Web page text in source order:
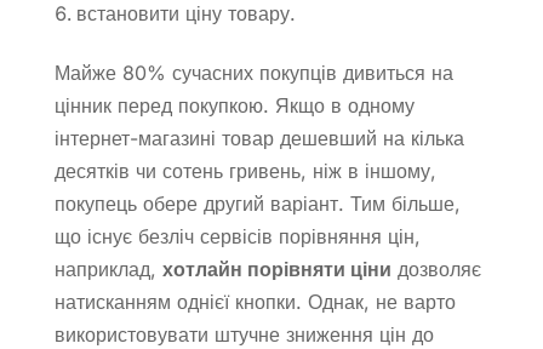
встановити ціну товару.
Майже 80% сучасних покупців дивиться на
цінник перед покупкою. Якщо в одному
інтернет-магазині товар дешевший на кілька
десятків чи сотень гривень, ніж в іншому,
покупець обере другий варіант. Тим більше,
що існує безліч сервісів порівняння цін,
наприклад, хотлайн порівняти ціни дозволяє
натисканням однієї кнопки. Однак, не варто
використовувати штучне зниження цін до